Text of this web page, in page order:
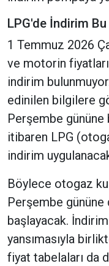
LPG'de İndirim
1 Temmuz 2026
ve motorin
indirim
edinilen bilgilere
Perşembe gününe
itibaren LPG
indirim
Böylece otogaz
Perşembe
başlayacak.
yansımasıyla
fiyat tabelaları da